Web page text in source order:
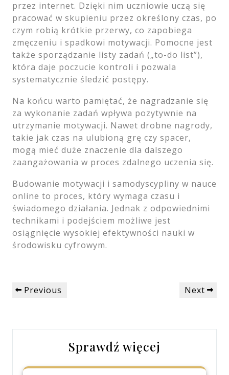
przez internet. Dzięki nim uczniowie uczą się
pracować w skupieniu przez określony czas, po
czym robią krótkie przerwy, co zapobiega
zmęczeniu i spadkowi motywacji. Pomocne jest
także sporządzanie listy zadań („to-do list”),
która daje poczucie kontroli i pozwala
systematycznie śledzić postępy.
Na końcu warto pamiętać, że nagradzanie się
za wykonanie zadań wpływa pozytywnie na
utrzymanie motywacji. Nawet drobne nagrody,
takie jak czas na ulubioną grę czy spacer,
mogą mieć duże znaczenie dla dalszego
zaangażowania w proces zdalnego uczenia się.
Budowanie motywacji i samodyscypliny w nauce
online to proces, który wymaga czasu i
świadomego działania. Jednak z odpowiednimi
technikami i podejściem możliwe jest
osiągnięcie wysokiej efektywności nauki w
środowisku cyfrowym.
Nawigacja
wpisu
Previous
Previous
Next
Next
Sprawdź więcej